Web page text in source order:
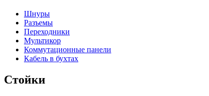
Шнуры
Разъемы
Переходники
Мультикор
Коммутационные панели
Кабель в бухтах
Стойки